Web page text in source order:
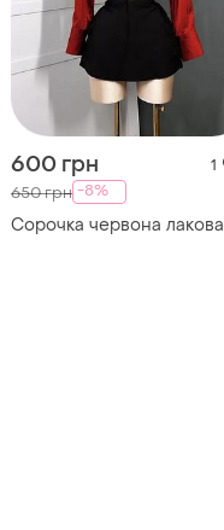
600 грн 1
650 грн -8%
Сорочка червона лакова